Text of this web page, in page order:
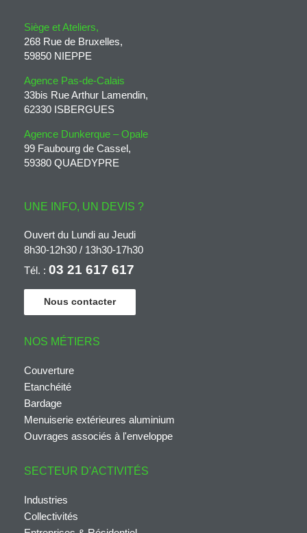
Siège et Ateliers,
268 Rue de Bruxelles,
59850 NIEPPE
Agence Pas-de-Calais
33bis Rue Arthur Lamendin,
62330 ISBERGUES
Agence Dunkerque – Opale
99 Faubourg de Cassel,
59380 QUAEDYPRE
UNE INFO, UN DEVIS ?
Ouvert du Lundi au Jeudi
8h30-12h30 / 13h30-17h30
Tél. : 03 21 617 617
Nous contacter
NOS MÉTIERS
Couverture
Etanchéité
Bardage
Menuiserie extérieures aluminium
Ouvrages associés à l'enveloppe
SECTEUR D'ACTIVITÉS
Industries
Collectivités